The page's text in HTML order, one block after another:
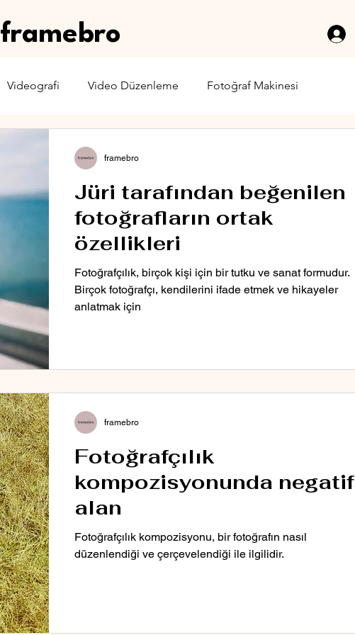
framebro
Videografi Video Düzenleme Fotoğraf Makinesi
Jüri tarafından beğenilen
fotoğrafların ortak
özellikleri
Fotoğrafçılık, birçok kişi için bir tutku ve sanat formudur.
Birçok fotoğrafçı, kendilerini ifade etmek ve hikayeler
anlatmak için
framebro
Fotoğrafçılık
kompozisyonunda negatif
alan
Fotoğrafçılık kompozisyonu, bir fotoğrafın nasıl
düzenlendiği ve çerçevelendiği ile ilgilidir.
framebro